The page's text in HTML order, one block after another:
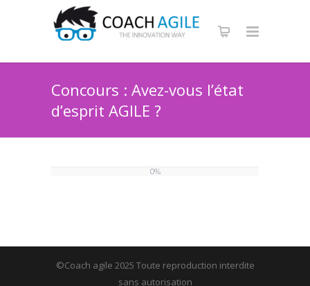
Concours : Avez-vous l’état
d’esprit AGILE ?
0%
©Coach agile 2025 Toute reproduction interdite
sans autorisation